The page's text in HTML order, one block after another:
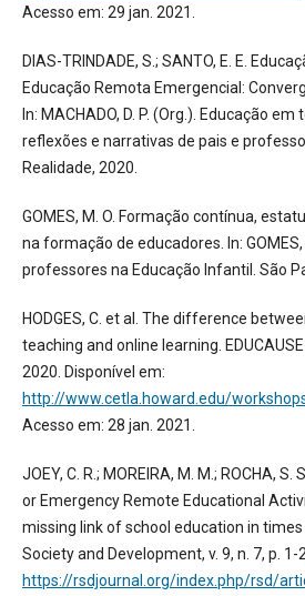
Acesso em: 29 jan. 2021.
DIAS-TRINDADE, S.; SANTO, E. E.
Educação Remota Emergencial:
In: MACHADO, D. P. (Org.). Educação
reflexões e narrativas de pais e
Realidade, 2020.
GOMES, M. O. Formação contínua,
na formação de educadores. In:
professores na Educação Infantil. São
HODGES, C. et al. The difference
teaching and online learning.
2020. Disponível em:
http://www.cetla.howard.edu/
Acesso em: 28 jan. 2021.
JOEY, C. R.; MOREIRA, M. M.; ROCHA,
or Emergency Remote Educational
missing link of school education in times
Society and Development, v. 9, n. 7, p.
https://rsdjournal.org/index.php/rsd/